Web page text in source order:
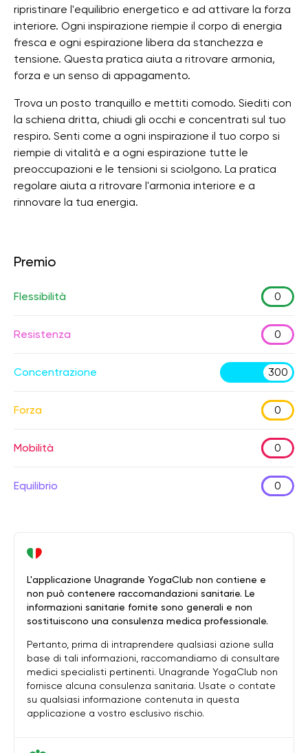
ripristinare l'equilibrio energetico e ad attivare la forza
interiore. Ogni inspirazione riempie il corpo di energia
fresca e ogni espirazione libera da stanchezza e
tensione. Questa pratica aiuta a ritrovare armonia,
forza e un senso di appagamento.
Trova un posto tranquillo e mettiti comodo. Siediti con
la schiena dritta, chiudi gli occhi e concentrati sul tuo
respiro. Senti come a ogni inspirazione il tuo corpo si
riempie di vitalità e a ogni espirazione tutte le
preoccupazioni e le tensioni si sciolgono. La pratica
regolare aiuta a ritrovare l'armonia interiore e a
rinnovare la tua energia.
Premio
Flessibilità 0
Resistenza 0
Concentrazione 300
Forza 0
Mobilità 0
Equilibrio 0
L'applicazione Unagrande YogaClub non contiene e
non può contenere raccomandazioni sanitarie. Le
informazioni sanitarie fornite sono generali e non
sostituiscono una consulenza medica professionale.
Pertanto, prima di intraprendere qualsiasi azione sulla
base di tali informazioni, raccomandiamo di consultare
medici specialisti pertinenti. Unagrande YogaClub non
fornisce alcuna consulenza sanitaria. Usate o contate
su qualsiasi informazione contenuta in questa
applicazione a vostro esclusivo rischio.